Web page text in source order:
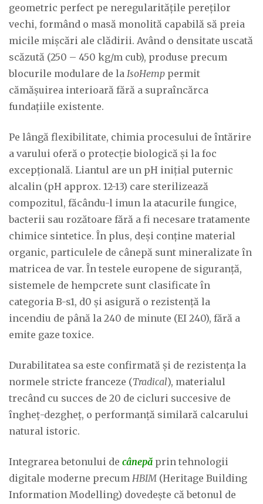
geometric perfect pe neregularitățile pereților
vechi, formând o masă monolită capabilă să preia
micile mișcări ale clădirii. Având o densitate uscată
scăzută (250 – 450 kg/m cub), produse precum
blocurile modulare de la IsoHemp permit
cămășuirea interioară fără a supraîncărca
fundațiile existente.
Pe lângă flexibilitate, chimia procesului de întărire
a varului oferă o protecție biologică și la foc
excepțională. Liantul are un pH inițial puternic
alcalin (pH approx. 12-13) care sterilizează
compozitul, făcându-l imun la atacurile fungice,
bacterii sau rozătoare fără a fi necesare tratamente
chimice sintetice. În plus, deși conține material
organic, particulele de cânepă sunt mineralizate în
matricea de var. În testele europene de siguranță,
sistemele de hempcrete sunt clasificate în
categoria B-s1, d0 și asigură o rezistență la
incendiu de până la 240 de minute (EI 240), fără a
emite gaze toxice.
Durabilitatea sa este confirmată și de rezistența la
normele stricte franceze (Tradical), materialul
trecând cu succes de 20 de cicluri succesive de
îngheț-dezgheț, o performanță similară calcarului
natural istoric.
Integrarea betonului de cânepă prin tehnologii
digitale moderne precum HBIM (Heritage Building
Information Modelling) dovedește că betonul de